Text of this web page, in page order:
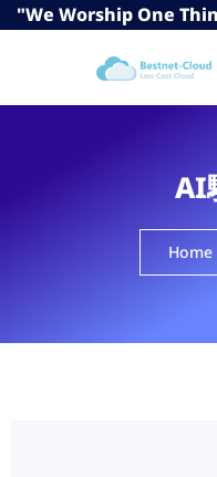
"We Worship One
AI
Home